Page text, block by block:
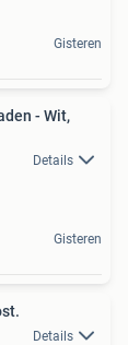
Gisteren
- Wit,
Details
Gisteren
Details